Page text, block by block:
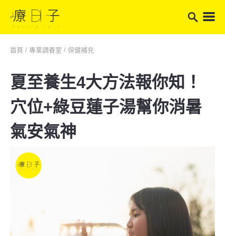
首頁 / 專業調養室 / 保健補充
夏至養生4大方法報你知！
穴位+綠豆蓮子湯幫你消暑
氣安氣神